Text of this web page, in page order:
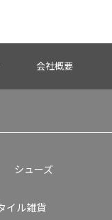
会社概要
シューズ
イル雑貨